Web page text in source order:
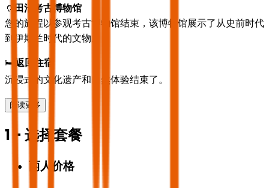
🏺 田沼考古博物馆
您的旅程以参观考古博物馆结束，该博物馆展示了从史前时代
到伊斯兰时代的文物。
🛏️ 返回住宿
沉浸式的文化遗产和自然体验结束了。
阅读更多
1 - 选择套餐
两人价格